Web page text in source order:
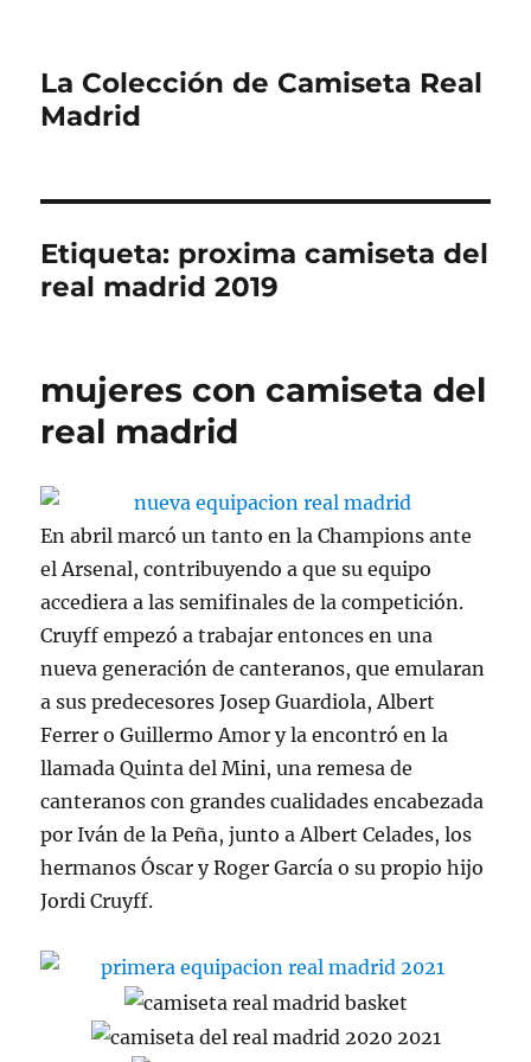
La Colección de Camiseta Real
Madrid
Etiqueta: proxima camiseta del
real madrid 2019
mujeres con camiseta del
real madrid
En abril marcó un tanto en la Champions ante
el Arsenal, contribuyendo a que su equipo
accediera a las semifinales de la competición.
Cruyff empezó a trabajar entonces en una
nueva generación de canteranos, que emularan
a sus predecesores Josep Guardiola, Albert
Ferrer o Guillermo Amor y la encontró en la
llamada Quinta del Mini, una remesa de
canteranos con grandes cualidades encabezada
por Iván de la Peña, junto a Albert Celades, los
hermanos Óscar y Roger García o su propio hijo
Jordi Cruyff.